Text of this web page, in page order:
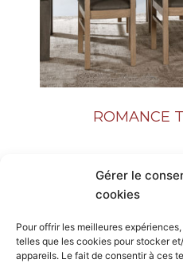
Gérer le
cookies
Pour offrir les meilleures
telles que les cookies pour stocker
appareils. Le fait de consentir à ces
ROMANCE